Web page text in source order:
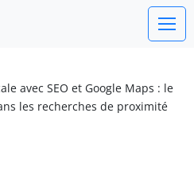
avec SEO et Google Maps : le
les recherches de proximité